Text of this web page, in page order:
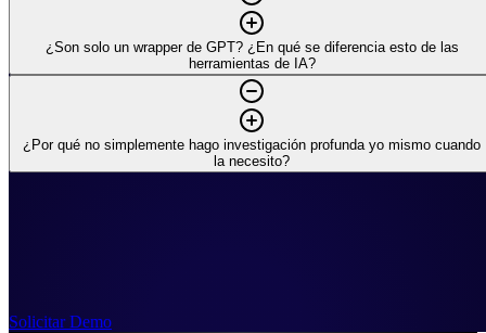
¿Son solo un wrapper de GPT? ¿En qué se diferencia esto de las
herramientas de IA?
¿Por qué no simplemente hago investigación profunda yo mismo cuando
la necesito?
Solicitar Demo